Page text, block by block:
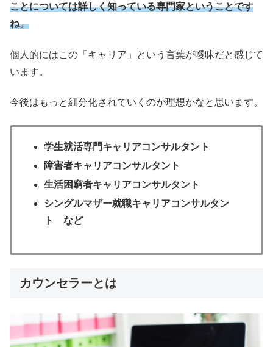
ことについては詳しく知っている専門家ということです
ね。
個人的にはこの「キャリア」という言葉が曖昧だと感じて
います。
今後はもっと細分化されていくのが理想かなと思います。
学生就活専門キャリアコンサルタント
障害者キャリアコンサルタント
生活困窮者キャリアコンサルタント
シングルマザー就職キャリアコンサルタン
ト など
カウンセラーとは